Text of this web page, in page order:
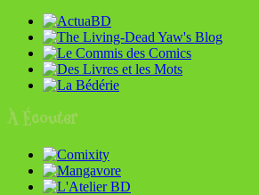
À Écouter